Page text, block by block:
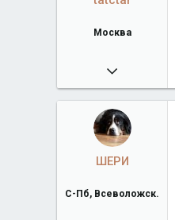
Москва
30.05.2010
28 065
Город
Москва
ШЕРИ
С-Пб, Всеволожск.